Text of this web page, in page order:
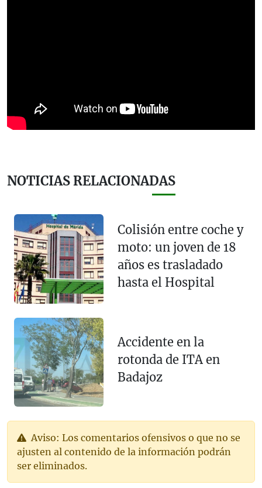
NOTICIAS RELACIONADAS
Colisión entre coche y
moto: un joven de 18
años es trasladado
hasta el Hospital
Accidente en la
rotonda de ITA en
Badajoz
Aviso: Los comentarios ofensivos o que no se
ajusten al contenido de la información podrán
ser eliminados.